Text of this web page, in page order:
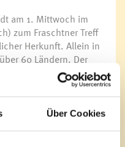
Über Cookies
am 1. Mittwoch im
zum Fraschtner Treff
Herkunft. Allein in
60 Ländern. Der
in Gesprächen und
und dadurch
Ausgesuchte
erzieherische
Familien